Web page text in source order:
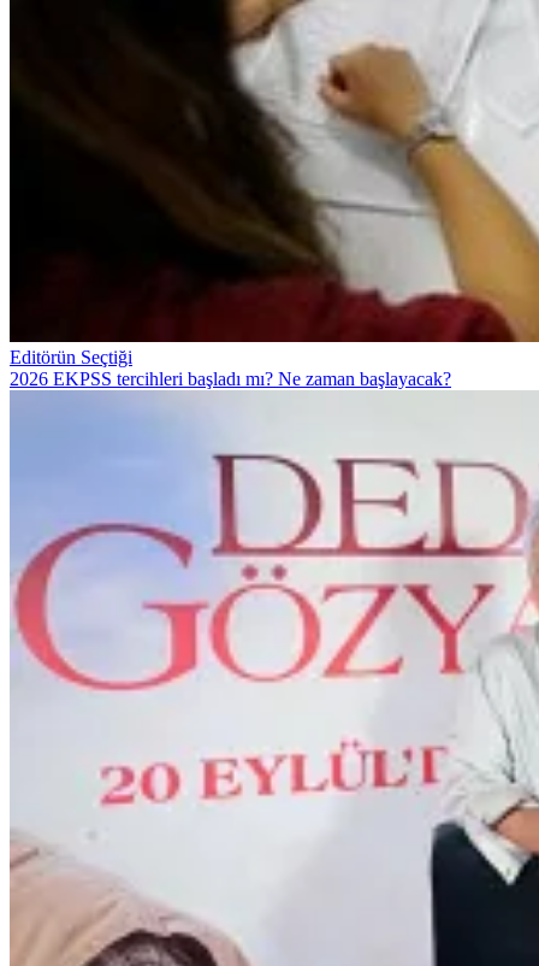
Editörün Seçtiği
2026 EKPSS tercihleri başladı mı? Ne zaman başlayacak?